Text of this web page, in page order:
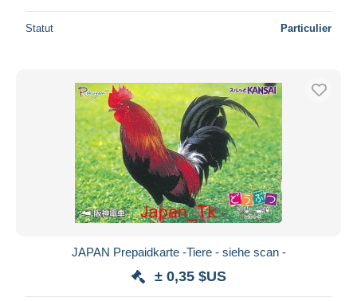
Statut Particulier
JAPAN Prepaidkarte -Tiere - siehe scan -
± 0,35 $US